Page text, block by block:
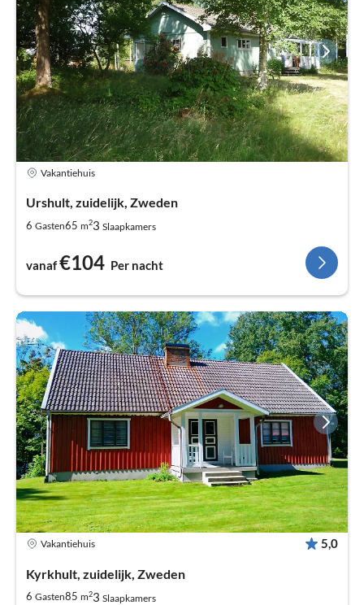
Vakantiehuis
Urshult, zuidelijk, Zweden
6 Gasten65 m23 Slaapkamers
vanaf€104 Per nacht
Vakantiehuis 5,0
Kyrkhult, zuidelijk, Zweden
6 Gasten85 m23 Slaapkamers